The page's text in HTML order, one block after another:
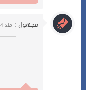
مجهول : منذ 4 سنوات